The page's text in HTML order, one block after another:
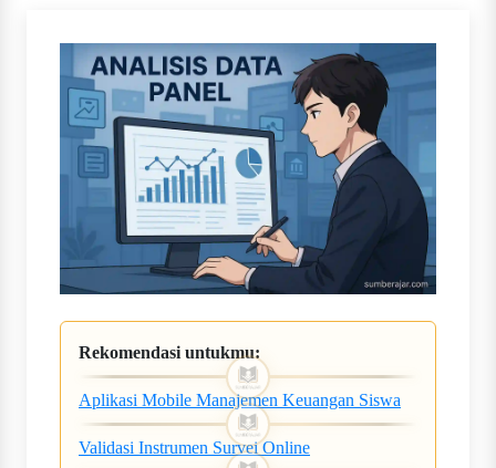
Rekomendasi untukmu:
Aplikasi Mobile Manajemen Keuangan Siswa
Validasi Instrumen Survei Online